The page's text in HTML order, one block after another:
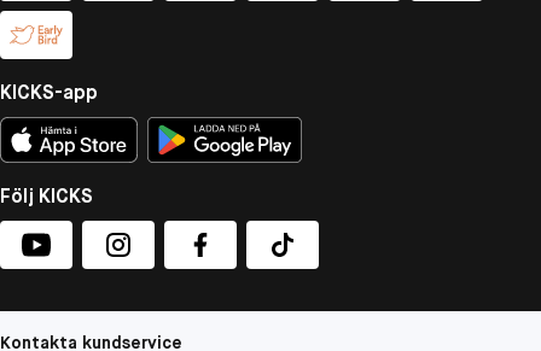
KICKS-app
Följ KICKS
Kontakta kundservice